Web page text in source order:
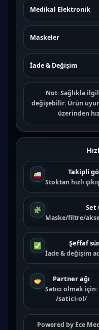
Medikal Elektronik
Maskeler
İade & Değişim
Not:Sağlıkla
değişebilir. Ürün
üzerinden
Takipli
Stoktan hızlı
Set
Maske/filtre/
Şeffaf
İade & değişim
Partner ağı
Satıcı olmak için:
/satici-ol/
Powered by Ece